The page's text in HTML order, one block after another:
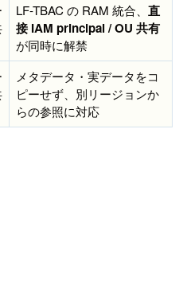
LF-TBAC の RAM 統合、 直
接 IAM principal / OU 共有
が同時に解禁
メタデータ・実データをコ
ピーせず、別リージョンか
らの参照に対応